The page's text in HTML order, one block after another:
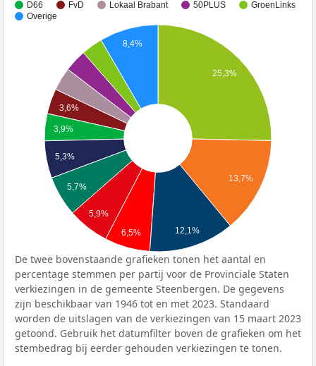
D66
FvD Lokaal Brabant 50PLUS
GroenLinks
Overige
25,3%
13,7%
8,4%
3,6%
3,9%
5,3%
5,7%
5,9%
6,5%
12,1%
De twee bovenstaande grafieken tonen het aantal en
percentage stemmen per partij voor de Provinciale Staten
verkiezingen in de gemeente Steenbergen. De gegevens
zijn beschikbaar van 1946 tot en met 2023. Standaard
worden de uitslagen van de verkiezingen van 15 maart 2023
getoond. Gebruik het datumfilter boven de grafieken om het
stembedrag bij eerder gehouden verkiezingen te tonen.